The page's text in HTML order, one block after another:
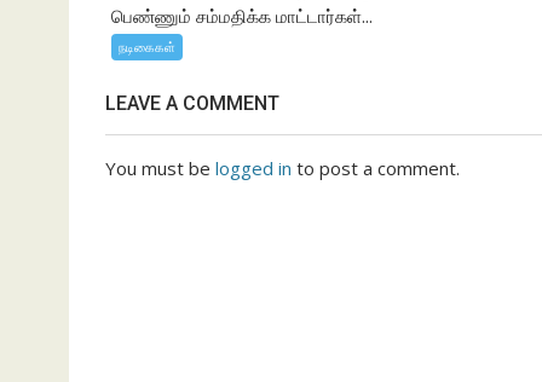
பெண்ணும் சம்மதிக்க மாட்டார்கள்...
நடிகைகள்
LEAVE A COMMENT
You must be logged in to post a comment.